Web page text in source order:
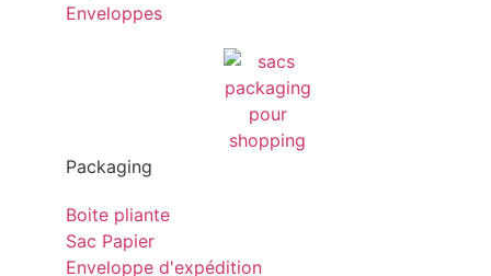
Enveloppes
Packaging
Boite pliante
Sac Papier
Enveloppe d'expédition